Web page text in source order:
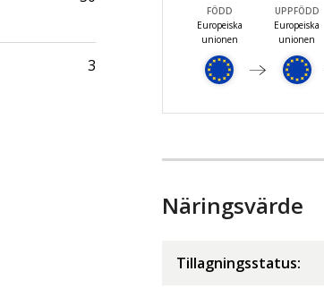
3
FÖDD
Europeiska
unionen
UPPFÖDD
Europeiska
unionen
Näringsvärde
Tillagningsstatus: